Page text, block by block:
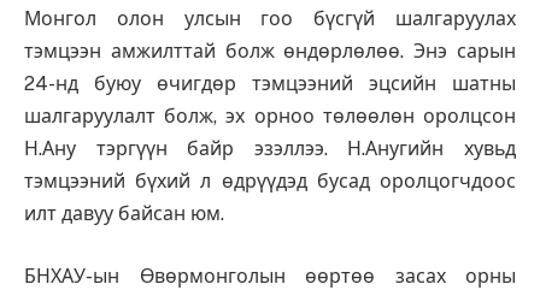
Монгол олон улсын гоо бүсгүй шалгаруулах
тэмцээн амжилттай болж өндөрлөлөө. Энэ сарын
24-нд буюу өчигдөр тэмцээний эцсийн шатны
шалгаруулалт болж, эх орноо төлөөлөн оролцсон
Н.Ану тэргүүн байр эзэллээ. Н.Анугийн хувьд
тэмцээний бүхий л өдрүүдэд бусад оролцогчдоос
илт давуу байсан юм.
БНХАУ-ын Өвөрмонголын өөртөө засах орны